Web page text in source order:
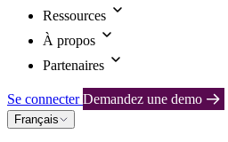
Ressources
À propos
Partenaires
Se connecterDemandez une demo
Français